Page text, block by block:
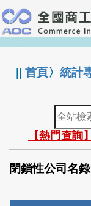
跳
到
主
要
:::
||首頁〉統計
全
站
檢
索
【熱門查詢
閉鎖性公司名錄